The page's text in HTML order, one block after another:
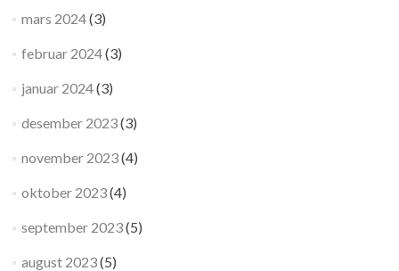
mars 2024(3)
februar 2024(3)
januar 2024(3)
desember 2023(3)
november 2023(4)
oktober 2023(4)
september 2023(5)
august 2023(5)